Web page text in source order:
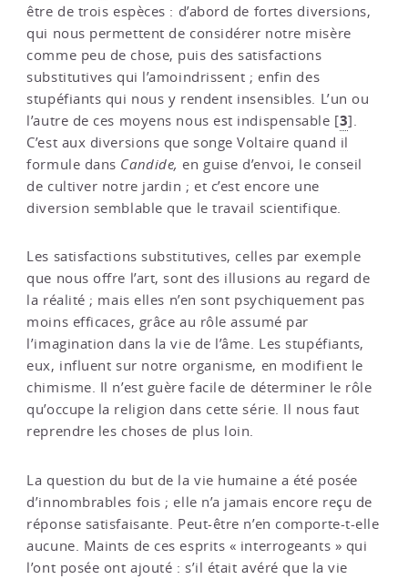
être de trois espèces : d’abord de fortes diversions,
qui nous permettent de considérer notre misère
comme peu de chose, puis des satisfactions
substitutives qui l’amoindrissent ; enfin des
stupéfiants qui nous y rendent insensibles. L’un ou
l’autre de ces moyens nous est indispensable [3].
C’est aux diversions que songe Voltaire quand il
formule dans Candide, en guise d’envoi, le conseil
de cultiver notre jardin ; et c’est encore une
diversion semblable que le travail scientifique.
Les satisfactions substitutives, celles par exemple
que nous offre l’art, sont des illusions au regard de
la réalité ; mais elles n’en sont psychiquement pas
moins efficaces, grâce au rôle assumé par
l’imagination dans la vie de l’âme. Les stupéfiants,
eux, influent sur notre organisme, en modifient le
chimisme. Il n’est guère facile de déterminer le rôle
qu’occupe la religion dans cette série. Il nous faut
reprendre les choses de plus loin.
La question du but de la vie humaine a été posée
d’innombrables fois ; elle n’a jamais encore reçu de
réponse satisfaisante. Peut-être n’en comporte-t-elle
aucune. Maints de ces esprits « interrogeants » qui
l’ont posée ont ajouté : s’il était avéré que la vie